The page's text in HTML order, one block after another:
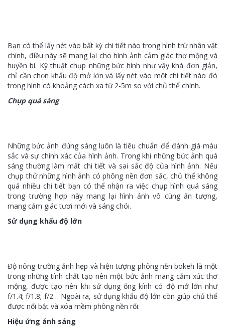
Bạn có thể lấy nét vào bất kỳ chi tiết nào trong hình trừ nhân vật
chính, điều này sẽ mang lại cho hình ảnh cảm giác thơ mộng và
huyền bí. Kỹ thuật chụp những bức hình như vậy khá đơn giản,
chỉ cần chọn khẩu độ mở lớn và lấy nét vào một chi tiết nào đó
trong hình có khoảng cách xa từ 2-5m so với chủ thể chính.
Chụp quá sáng
Những bức ảnh đúng sáng luôn là tiêu chuẩn để đánh giá màu
sắc và sự chính xác của hình ảnh. Trong khi những bức ảnh quá
sáng thường làm mất chi tiết và sai sắc độ của hình ảnh. Nếu
chụp thử những hình ảnh có phông nền đơn sắc, chủ thể không
quá nhiều chi tiết bạn có thể nhận ra việc chụp hình quá sáng
trong trường hợp này mang lại hình ảnh vô cùng ấn tượng,
mang cảm giác tươi mới và sáng chói.
Sử dụng khẩu độ lớn
Độ nông trường ảnh hẹp và hiện tượng phông nền bokeh là một
trong những tính chất tạo nên một bức ảnh mang cảm xúc thơ
mộng, được tạo nên khi sử dụng ống kính có độ mở lớn như
f/1.4; f/1.8; f/2… Ngoài ra, sử dụng khẩu độ lớn còn giúp chủ thể
được nổi bật và xóa mềm phông nền rối.
Hiệu ứng ánh sáng